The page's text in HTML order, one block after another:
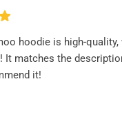
hoodie is high-quality,
It matches the
it!